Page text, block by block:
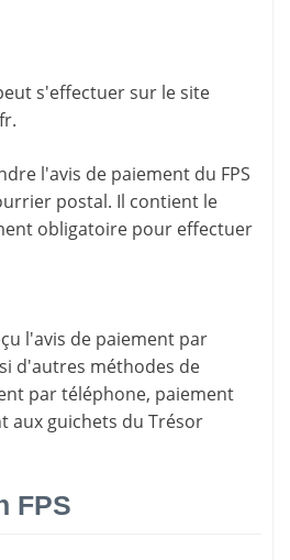
s'effectuer sur le site
.
l'avis de paiement du FPS
postal. Il contient le
obligatoire pour effectuer
l'avis de paiement par
d'autres méthodes de
par téléphone, paiement
aux guichets du Trésor
FPS